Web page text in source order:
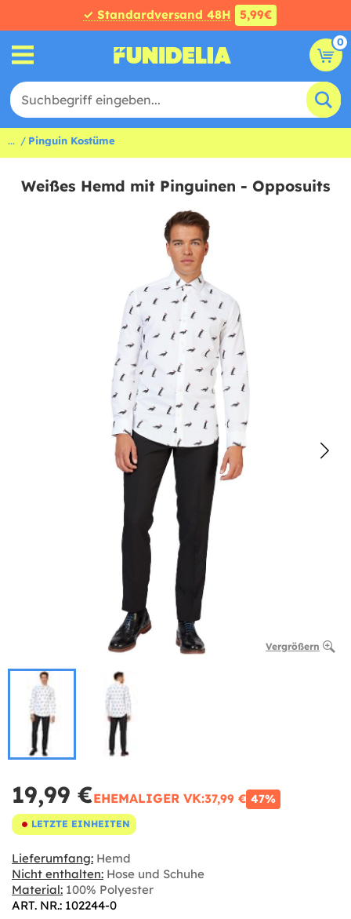
✓ Standardversand 48H 5,99€
0
... Pinguin Kostüme
Weißes Hemd mit Pinguinen - Opposuits
Vergrößern
19,99 €EHEMALIGER VK:37,99 € 47%
LETZTE EINHEITEN
Lieferumfang: Hemd
Nicht enthalten: Hose und Schuhe
Material: 100% Polyester
ART. NR.: 102244-0